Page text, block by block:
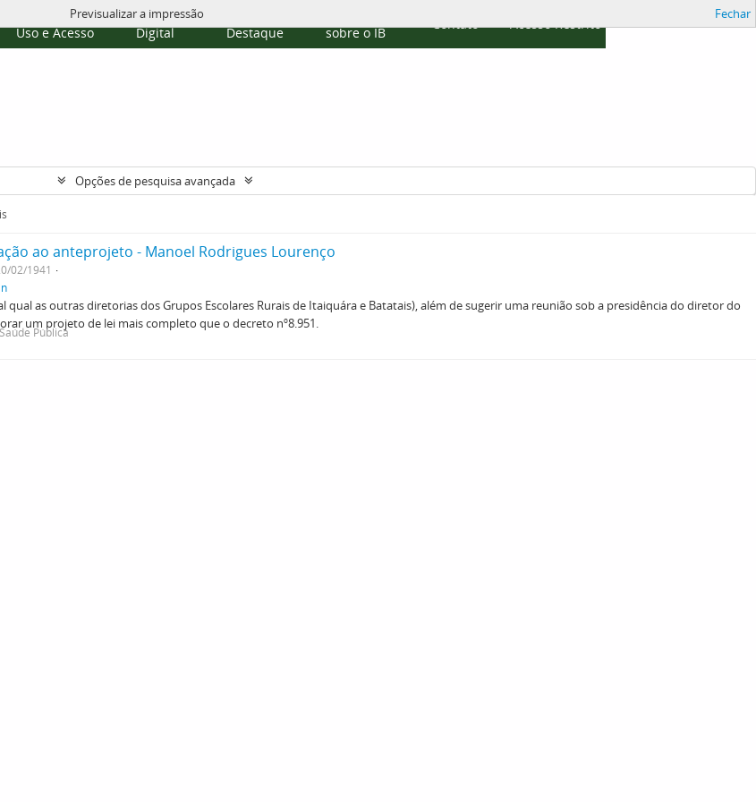
Políticas de
Uso e Acesso
Repositório
Digital
Destaque
sobre o IB
Contato Acesso Restrito
Previsualizar a impressão Fechar
Opções de pesquisa avançada
ao anteprojeto - Manoel Rodrigues Lourenço
02/1941
as outras diretorias dos Grupos Escolares Rurais de Itaiquára e Batatais), além de sugerir uma reunião sob a presidência do diretor do
um projeto de lei mais completo que o decreto nº8.951.
Pública